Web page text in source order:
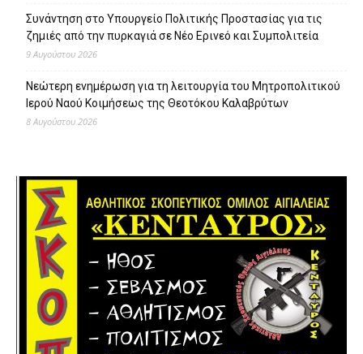
Συνάντηση στο Υπουργείο Πολιτικής Προστασίας για τις
ζημιές από την πυρκαγιά σε Νέο Ερινεό και Συμπολιτεία
9 Αυγούστου 2026
Νεώτερη ενημέρωση για τη λειτουργία του Μητροπολιτικού
Ιερού Ναού Κοιμήσεως της Θεοτόκου Καλαβρύτων
8 Αυγούστου 2026